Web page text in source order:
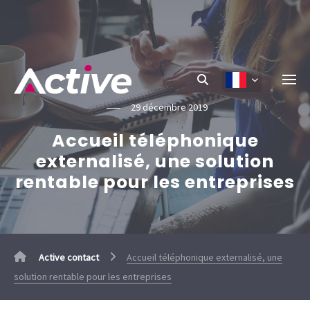
29 décembre 2019
Accueil téléphonique
externalisé, une solution
rentable pour les entreprises
Active contact
Accueil téléphonique externalisé, une
solution rentable pour les entreprises